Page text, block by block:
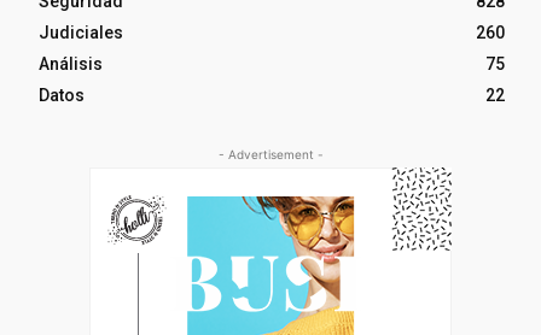
Judiciales
260
Análisis
75
Datos
22
- Advertisement -